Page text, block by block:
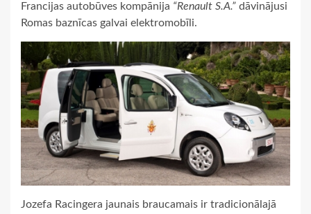
Francijas autobūves kompānija “Renault S.A.” dāvinājusi
Romas baznīcas galvai elektromobīli.
Jozefa Racingera jaunais braucamais ir tradicionālajā